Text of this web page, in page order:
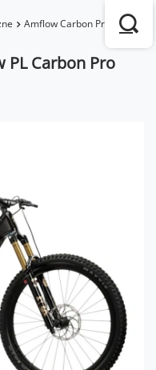
Amflow Carbon Pro (800Wh)
PL Carbon Pro